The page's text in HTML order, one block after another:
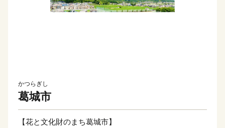
かつらぎし
葛城市
【花と文化財のまち葛城市】